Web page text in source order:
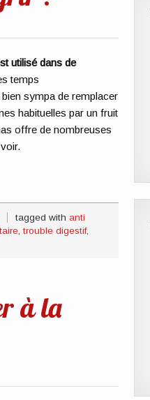
utilisé dans de
temps
sympa de remplacer
habituelles par un fruit
offre de nombreuses
tagged with anti
,trouble digestif,
à la